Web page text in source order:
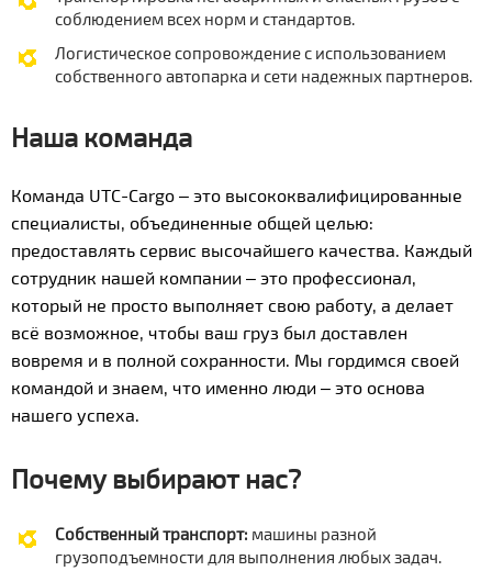
соблюдением всех норм и стандартов.
Логистическое сопровождение с использованием
собственного автопарка и сети надежных партнеров.
Наша команда
Команда UTC-Cargo – это высококвалифицированные
специалисты, объединенные общей целью:
предоставлять сервис высочайшего качества. Каждый
сотрудник нашей компании – это профессионал,
который не просто выполняет свою работу, а делает
всё возможное, чтобы ваш груз был доставлен
вовремя и в полной сохранности. Мы гордимся своей
командой и знаем, что именно люди – это основа
нашего успеха.
Почему выбирают нас?
Собственный транспорт: машины разной
грузоподъемности для выполнения любых задач.